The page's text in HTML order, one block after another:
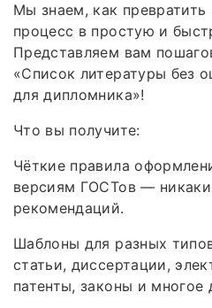
Мы знаем, как превратить
процесс в простую и
Представляем вам
«Список литературы без
для дипломника»!
Что вы получите:
Чёткие правила
версиям ГОСТов —
рекомендаций.
Шаблоны для разных
статьи, диссертации,
патенты, законы и многое